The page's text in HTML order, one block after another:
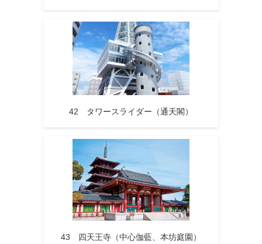
42 タワースライダー（通天閣）
43 四天王寺（中心伽藍、本坊庭園）